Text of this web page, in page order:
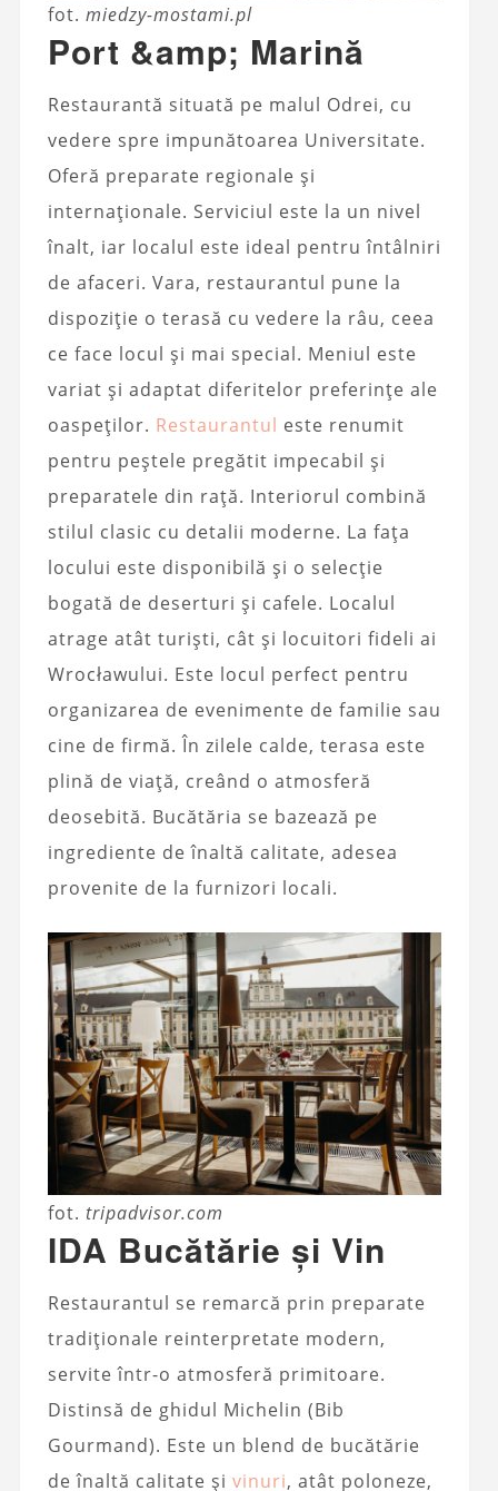
fot. miedzy-mostami.pl
Port &amp; Marină
Restaurantă situată pe malul Odrei, cu
vedere spre impunătoarea Universitate.
Oferă preparate regionale și
internaționale. Serviciul este la un nivel
înalt, iar localul este ideal pentru întâlniri
de afaceri. Vara, restaurantul pune la
dispoziție o terasă cu vedere la râu, ceea
ce face locul și mai special. Meniul este
variat și adaptat diferitelor preferințe ale
oaspeților. Restaurantul este renumit
pentru peștele pregătit impecabil și
preparatele din rață. Interiorul combină
stilul clasic cu detalii moderne. La fața
locului este disponibilă și o selecție
bogată de deserturi și cafele. Localul
atrage atât turiști, cât și locuitori fideli ai
Wrocławului. Este locul perfect pentru
organizarea de evenimente de familie sau
cine de firmă. În zilele calde, terasa este
plină de viață, creând o atmosferă
deosebită. Bucătăria se bazează pe
ingrediente de înaltă calitate, adesea
provenite de la furnizori locali.
fot. tripadvisor.com
IDA Bucătărie și Vin
Restaurantul se remarcă prin preparate
tradiționale reinterpretate modern,
servite într-o atmosferă primitoare.
Distinsă de ghidul Michelin (Bib
Gourmand). Este un blend de bucătărie
de înaltă calitate și vinuri, atât poloneze,